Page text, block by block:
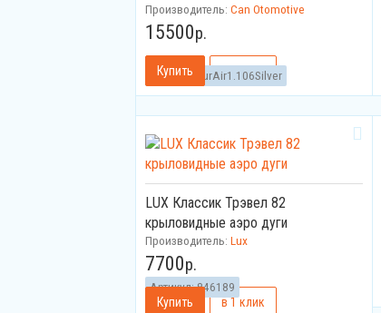
Артикул: TurAir1.106Silver
Производитель:Can Otomotive
15500р.
LUX Классик Трэвел 82
крыловидные аэро дуги
Артикул:846189
Производитель:Lux
7700р.